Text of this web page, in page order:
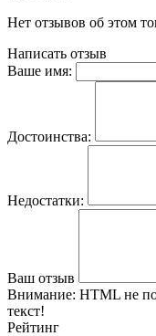
Нет отзывов об этом
Написать отзыв
Ваше имя:
Достоинства:
Недостатки:
Ваш отзыв
Внимание: HTML не
текст!
Рейтинг